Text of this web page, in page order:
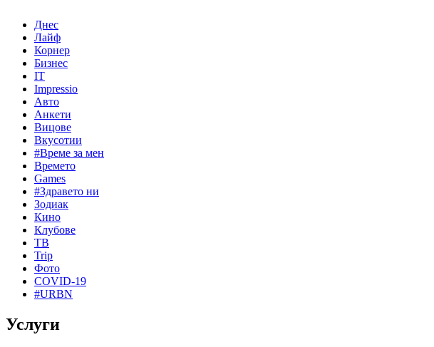
Днес
Лайф
Корнер
Бизнес
IT
Impressio
Авто
Анкети
Вицове
Вкусотии
#Време за мен
Времето
Games
#Здравето ни
Зодиак
Кино
Клубове
ТВ
Trip
Фото
COVID-19
#URBN
Услуги